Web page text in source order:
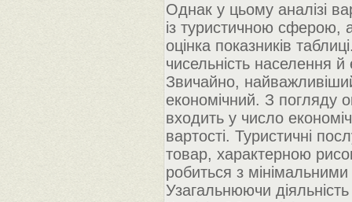
Однак у цьому аналізі
із туристичною сферою,
оцінка показників
чисельність населення й
Звичайно,
економічний. З погляду
входить у число
вартості. Туристичні
товар, характерною
робиться з
Узагальнюючи